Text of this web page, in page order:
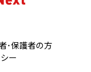
･保護者の方
ー